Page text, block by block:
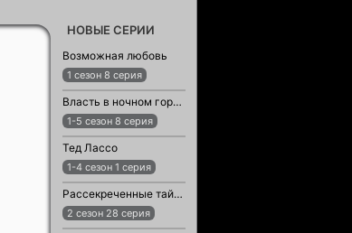
НОВЫЕ СЕРИИ
Возможная любовь
1 сезон 8 серия
Власть в ночном городе. Книга третья: Юность Кэнена
1-5 сезон 8 серия
Тед Лассо
1-4 сезон 1 серия
Рассекреченные тайны с Дэвидом Духовны
2 сезон 28 серия